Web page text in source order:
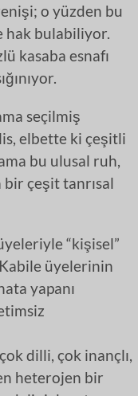
o yüzden bu
hak bulabiliyor.
kasaba esnafı
seçilmiş
elbette ki çeşitli
bu ulusal ruh,
bir çeşit tanrısal
“kişisel”
üyelerinin
yapanı
dilli, çok inançlı,
heterojen bir